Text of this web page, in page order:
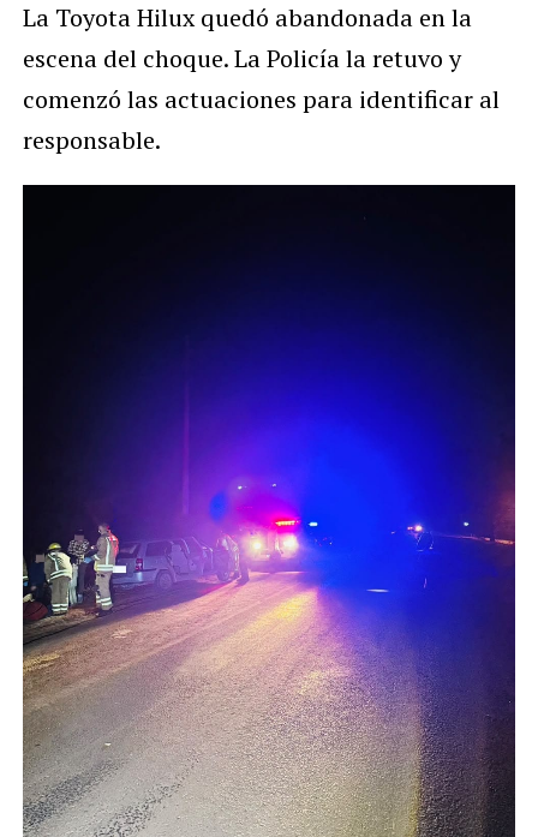
La Toyota Hilux quedó abandonada en la
escena del choque. La Policía la retuvo y
comenzó las actuaciones para identificar al
responsable.